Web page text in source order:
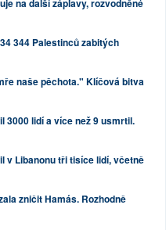
na další záplavy, rozvodněné
344 Palestinců zabitých
naše pěchota." Klíčová bitva
3000 lidí a více než 9 usmrtil.
v Libanonu tři tisíce lidí, včetně
zničit Hamás. Rozhodně